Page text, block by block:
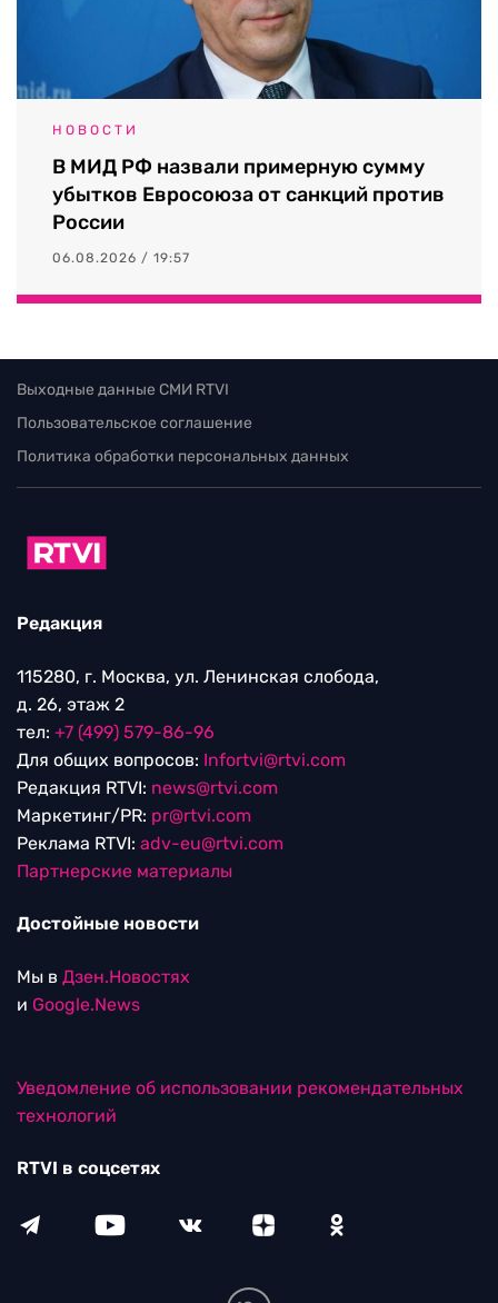
НОВОСТИ
В МИД РФ назвали примерную сумму
убытков Евросоюза от санкций против
России
06.08.2026 / 19:57
Выходные данные СМИ RTVI
Пользовательское соглашение
Политика обработки персональных данных
Редакция
115280, г. Москва, ул. Ленинская слобода,
д. 26, этаж 2
тел: +7 (499) 579-86-96
Для общих вопросов: Infortvi@rtvi.com
Редакция RTVI: news@rtvi.com
Маркетинг/PR: pr@rtvi.com
Реклама RTVI: adv-eu@rtvi.com
Партнерские материалы
Достойные новости
Мы в Дзен.Новостях
и Google.News
Уведомление об использовании рекомендательных
технологий
RTVI в соцсетях